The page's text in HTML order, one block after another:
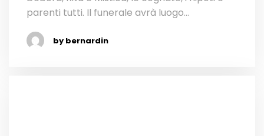
parenti tutti. Il funerale avrà luogo...
by bernardin